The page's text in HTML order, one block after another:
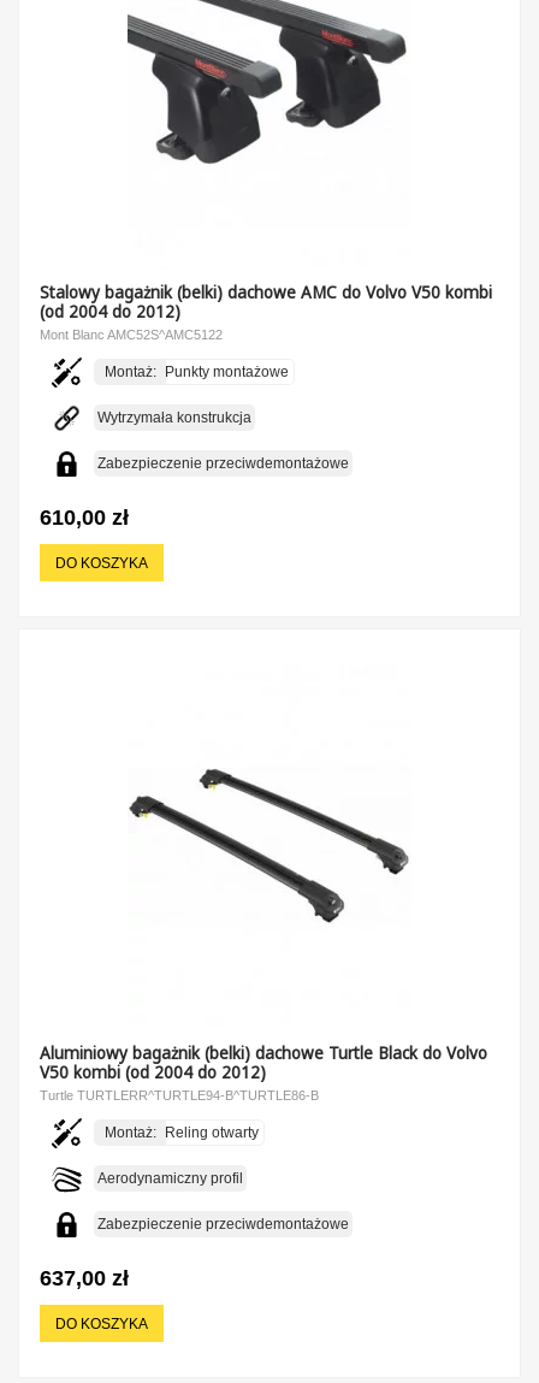
Stalowy bagażnik (belki) dachowe AMC do Volvo V50 kombi
(od 2004 do 2012)
Mont Blanc AMC52S^AMC5122
Montaż: Punkty montażowe
Wytrzymała konstrukcja
Zabezpieczenie przeciwdemontażowe
610,00 zł
DO KOSZYKA
Aluminiowy bagażnik (belki) dachowe Turtle Black do Volvo
V50 kombi (od 2004 do 2012)
Turtle TURTLERR^TURTLE94-B^TURTLE86-B
Montaż: Reling otwarty
Aerodynamiczny profil
Zabezpieczenie przeciwdemontażowe
637,00 zł
DO KOSZYKA